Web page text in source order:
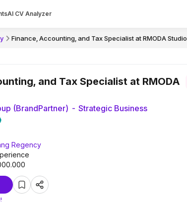
AI CV Analyzer
Finance, Accounting, and Tax Specialist at RMODA Studio
and Tax Specialist at RMODA
(BrandPartner) - Strategic Business
Regency